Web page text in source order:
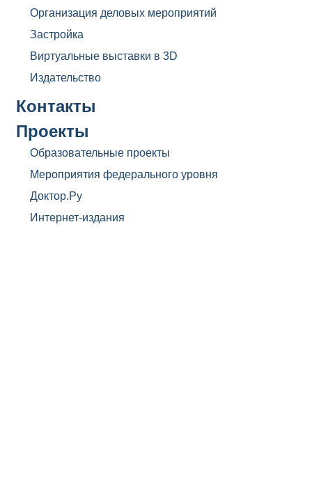
Организация деловых мероприятий
Застройка
Виртуальные выставки в 3D
Издательство
Контакты
Проекты
Образовательные проекты
Мероприятия федерального уровня
Доктор.Ру
Интернет-издания